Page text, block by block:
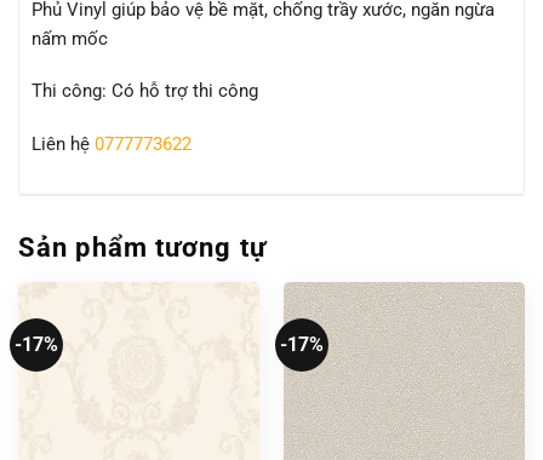
Phủ Vinyl giúp bảo vệ bề mặt, chống trầy xước, ngăn ngừa
nấm mốc
Thi công: Có hỗ trợ thi công
Liên hệ 0777773622
Sản phẩm tương tự
-17% -17%